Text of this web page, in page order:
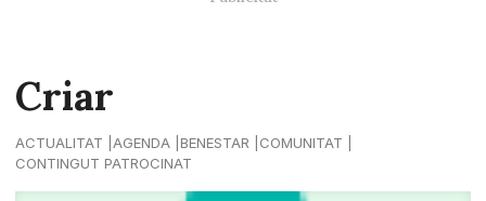
Criar
ACTUALITAT AGENDA BENESTAR
COMUNITAT
CONTINGUT PATROCINAT